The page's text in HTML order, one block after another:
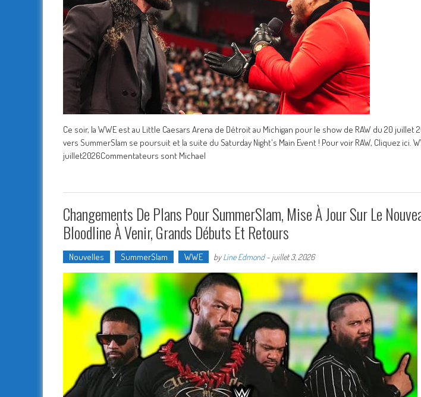
Ce soir, la WWE est au Little Caesars Arena de Détroit au Michigan pour le show de RAW du 20 juillet
vers SummerSlam se poursuit et la suite du Saturday Night's Main Event ! Pour voir RAW, Cliquez ici.
juillet2026Commentateurs sont Michael
Changements De Plans Pour SummerSlam, Mise À Jour Sur Le
Bloodline À Venir, Grands Débuts Et Retours
Nouvelles SummerSlam WWE byLine Edmond- juillet 3, 2026